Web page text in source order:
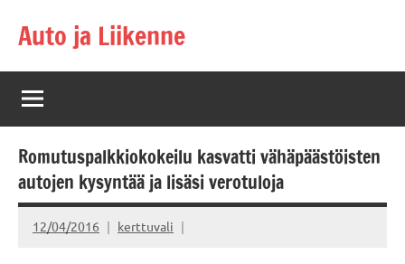
Auto ja Liikenne
Romutuspalkkiokokeilu kasvatti vähäpäästöisten
autojen kysyntää ja lisäsi verotuloja
12/04/2016 kerttuvali